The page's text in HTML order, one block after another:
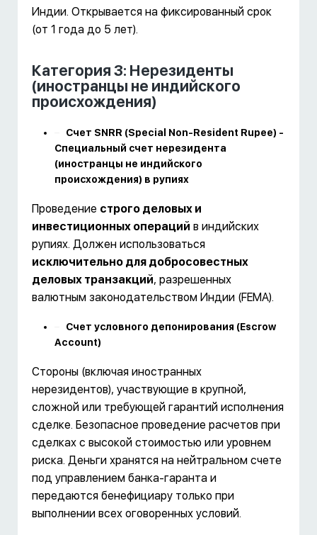
Индии. Открывается на фиксированный срок
(от 1 года до 5 лет).
Категория 3: Нерезиденты
(иностранцы не индийского
происхождения)
Счет SNRR (Special Non-Resident Rupee) -
Специальный счет нерезидента
(иностранцы не индийского
происхождения) в рупиях
Проведение строго деловых и
инвестиционных операций в индийских
рупиях. Должен использоваться
исключительно для добросовестных
деловых транзакций, разрешенных
валютным законодательством Индии (FEMA).
Счет условного депонирования (Escrow
Account)
Стороны (включая иностранных
нерезидентов), участвующие в крупной,
сложной или требующей гарантий исполнения
сделке. Безопасное проведение расчетов при
сделках с высокой стоимостью или уровнем
риска. Деньги хранятся на нейтральном счете
под управлением банка-гаранта и
передаются бенефициару только при
выполнении всех оговоренных условий.